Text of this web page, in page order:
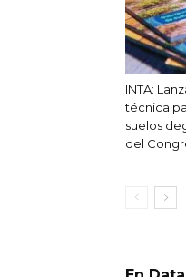
INTA:
técnica
suelos
del